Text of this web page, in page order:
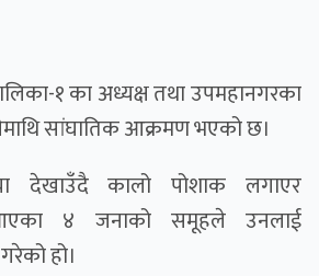
१ का अध्यक्ष तथा उपमहानगरका
सांघातिक आक्रमण भएको छ।
देखाउँदै कालो पोशाक लगाएर
४ जनाको समूहले उनलाई
हो।